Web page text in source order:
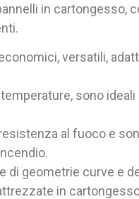
in cartongesso,
versatili,
sono
al fuoco e
di geometrie curve e
in